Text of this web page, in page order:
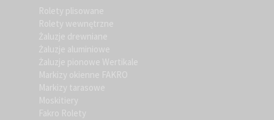
Rolety plisowane
Rolety wewnętrzne
Żaluzje drewniane
Żaluzje aluminiowe
Żaluzje pionowe Wertikale
Markizy okienne FAKRO
Markizy tarasowe
Moskitiery
Fakro Rolety